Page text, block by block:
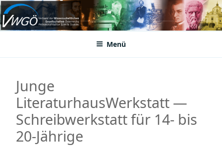
Zum
Inhalt
springenVWGÖ
Federation of Austrian Scientific Societies
Menü
Junge
LiteraturhausWerkstatt —
Schreibwerkstatt für 14- bis
20-Jährige